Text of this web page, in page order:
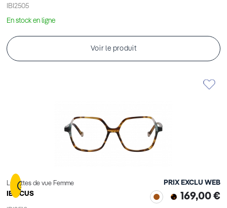
IBI2505
En stock en ligne
Voir le produit
Lunettes de vue Femme
IBIZCUS
PRIX EXCLU WEB
169,00 €